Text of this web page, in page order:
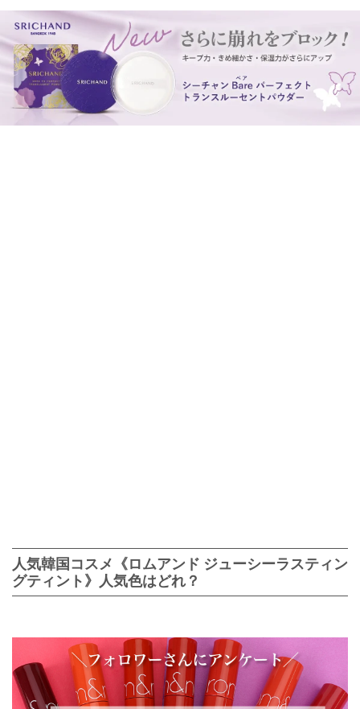
人気韓国コスメ《ロムアンド ジューシーラスティン
グティント》人気色はどれ？